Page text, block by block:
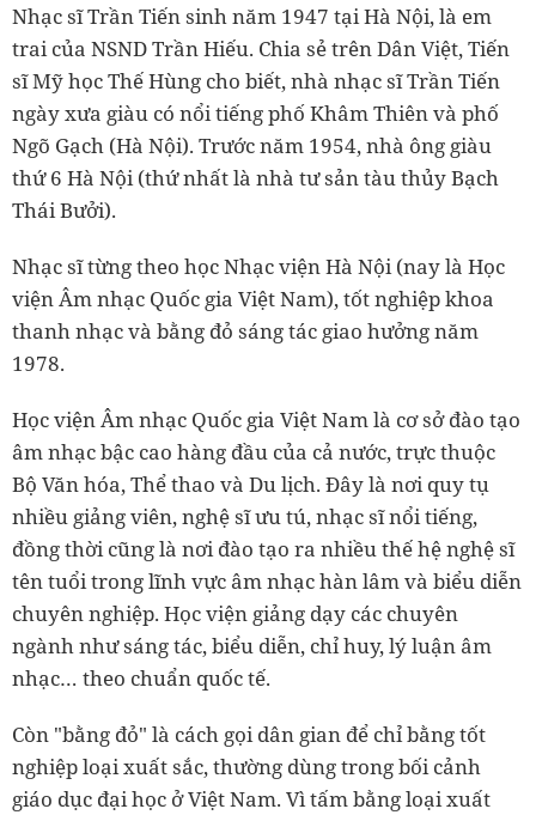
Nhạc sĩ Trần Tiến sinh năm 1947 tại Hà Nội, là em
trai của NSND Trần Hiếu. Chia sẻ trên Dân Việt, Tiến
sĩ Mỹ học Thế Hùng cho biết, nhà nhạc sĩ Trần Tiến
ngày xưa giàu có nổi tiếng phố Khâm Thiên và phố
Ngõ Gạch (Hà Nội). Trước năm 1954, nhà ông giàu
thứ 6 Hà Nội (thứ nhất là nhà tư sản tàu thủy Bạch
Thái Bưởi).
Nhạc sĩ từng theo học Nhạc viện Hà Nội (nay là Học
viện Âm nhạc Quốc gia Việt Nam), tốt nghiệp khoa
thanh nhạc và bằng đỏ sáng tác giao hưởng năm
1978.
Học viện Âm nhạc Quốc gia Việt Nam là cơ sở đào tạo
âm nhạc bậc cao hàng đầu của cả nước, trực thuộc
Bộ Văn hóa, Thể thao và Du lịch. Đây là nơi quy tụ
nhiều giảng viên, nghệ sĩ ưu tú, nhạc sĩ nổi tiếng,
đồng thời cũng là nơi đào tạo ra nhiều thế hệ nghệ sĩ
tên tuổi trong lĩnh vực âm nhạc hàn lâm và biểu diễn
chuyên nghiệp. Học viện giảng dạy các chuyên
ngành như sáng tác, biểu diễn, chỉ huy, lý luận âm
nhạc… theo chuẩn quốc tế.
Còn "bằng đỏ" là cách gọi dân gian để chỉ bằng tốt
nghiệp loại xuất sắc, thường dùng trong bối cảnh
giáo dục đại học ở Việt Nam. Vì tấm bằng loại xuất